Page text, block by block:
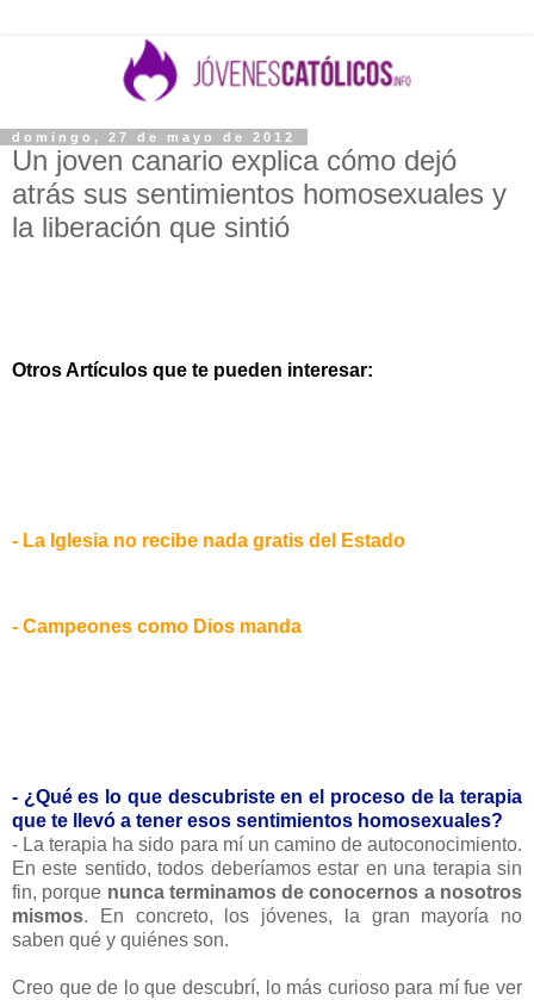
domingo, 27 de mayo de 2012
Un joven canario explica cómo dejó
atrás sus sentimientos homosexuales y
la liberación que sintió
Otros Artículos que te pueden interesar:
- La Iglesia no recibe nada gratis del Estado
- Campeones como Dios manda
- ¿Qué es lo que descubriste en el proceso de la terapia
que te llevó a tener esos sentimientos homosexuales?
- La terapia ha sido para mí un camino de autoconocimiento.
En este sentido, todos deberíamos estar en una terapia sin
fin, porque nunca terminamos de conocernos a nosotros
mismos. En concreto, los jóvenes, la gran mayoría no
saben qué y quiénes son.
Creo que de lo que descubrí, lo más curioso para mí fue ver